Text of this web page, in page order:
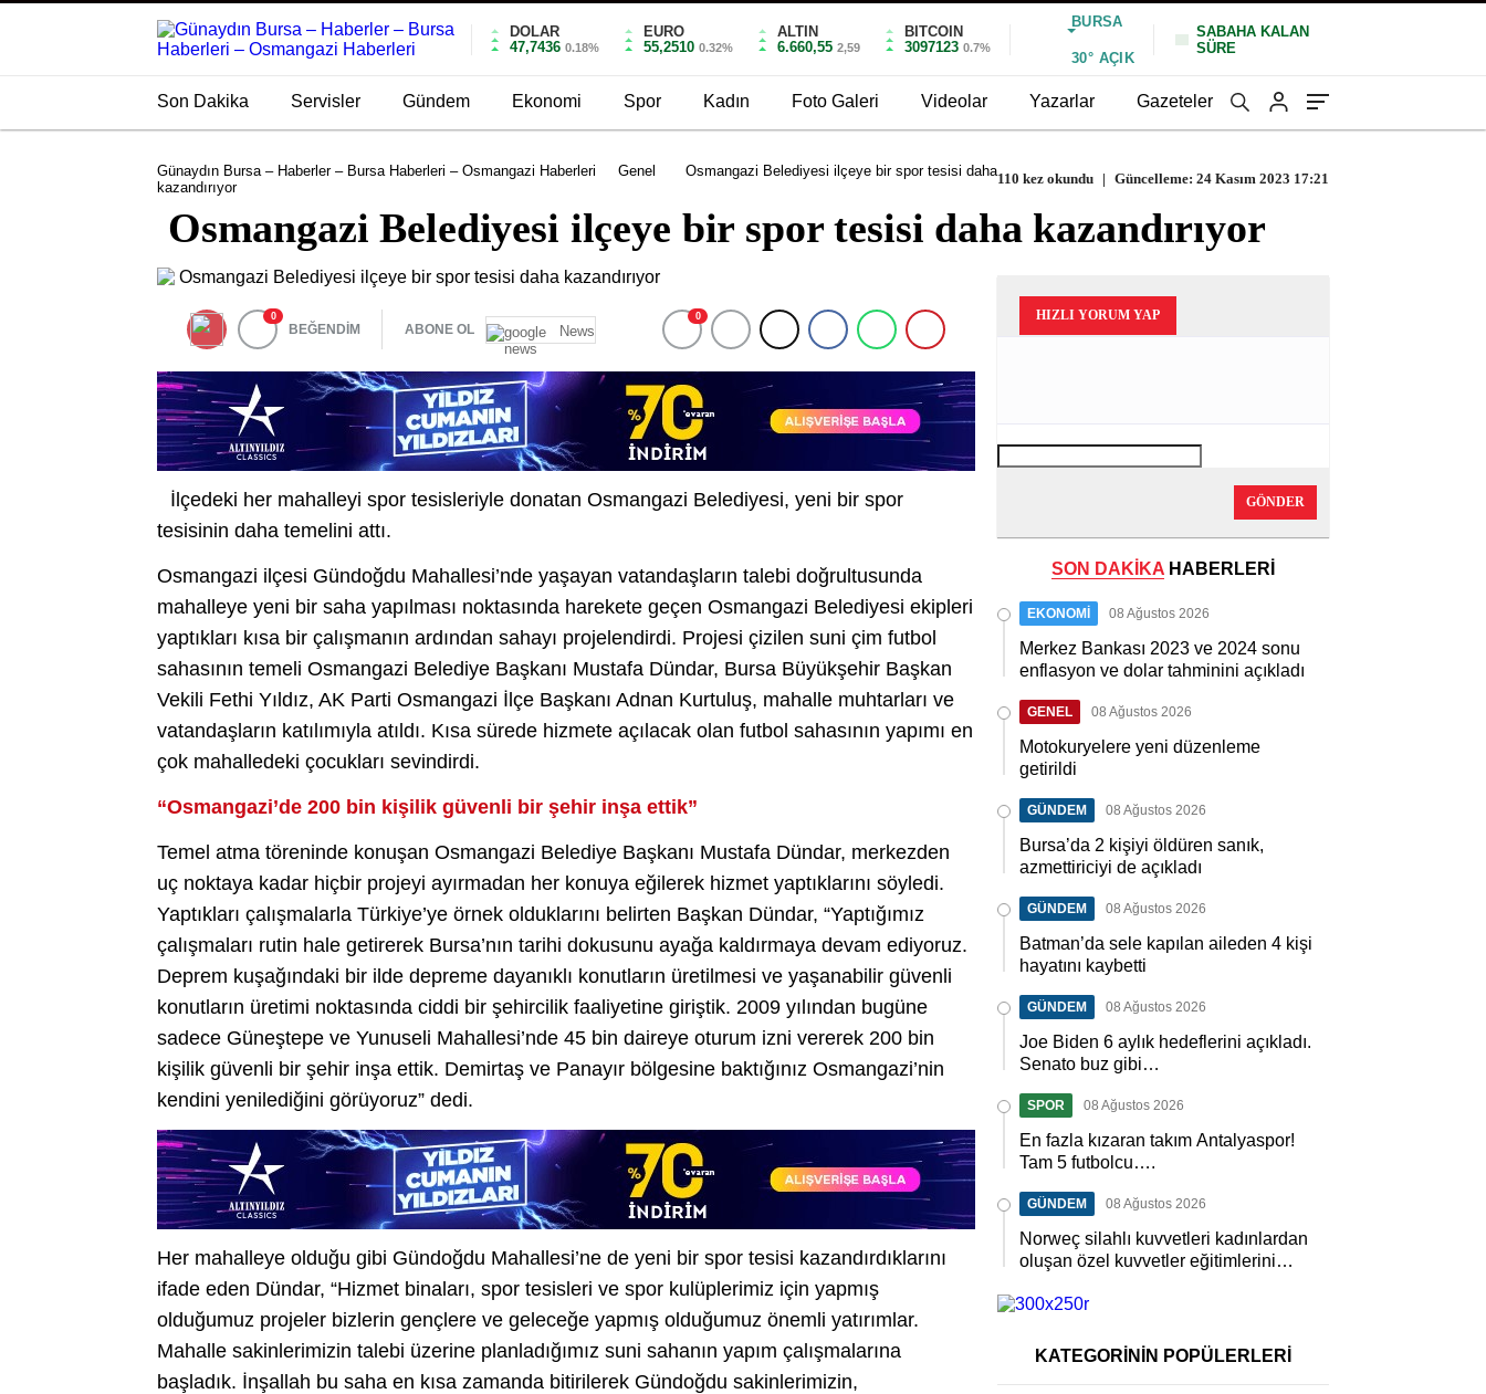
DOLAR
47,7436 0.18%
EURO
55,2510 0.32%
ALTIN
6.660,55 2,59
BITCOIN
3097123 0.7%
BURSA
30° AÇIK
SABAHA KALAN
SÜRE
Son Dakika Servisler Gündem Ekonomi Spor Kadın Foto Galeri Videolar Yazarlar Gazeteler
Günaydın Bursa – Haberler – Bursa Haberleri – Osmangazi Haberleri Genel
Osmangazi Belediyesi ilçeye bir spor tesisi daha
kazandırıyor
110 kez okundu | Güncelleme: 24 Kasım 2023 17:21
Osmangazi Belediyesi ilçeye bir spor tesisi daha kazandırıyor
0
BEĞENDİM ABONE OL News
0
İlçedeki her mahalleyi spor tesisleriyle donatan Osmangazi Belediyesi, yeni bir spor
tesisinin daha temelini attı.
Osmangazi ilçesi Gündoğdu Mahallesi’nde yaşayan vatandaşların talebi doğrultusunda
mahalleye yeni bir saha yapılması noktasında harekete geçen Osmangazi Belediyesi ekipleri
yaptıkları kısa bir çalışmanın ardından sahayı projelendirdi. Projesi çizilen suni çim futbol
sahasının temeli Osmangazi Belediye Başkanı Mustafa Dündar, Bursa Büyükşehir Başkan
Vekili Fethi Yıldız, AK Parti Osmangazi İlçe Başkanı Adnan Kurtuluş, mahalle muhtarları ve
vatandaşların katılımıyla atıldı. Kısa sürede hizmete açılacak olan futbol sahasının yapımı en
çok mahalledeki çocukları sevindirdi.
“Osmangazi’de 200 bin kişilik güvenli bir şehir inşa ettik”
Temel atma töreninde konuşan Osmangazi Belediye Başkanı Mustafa Dündar, merkezden
uç noktaya kadar hiçbir projeyi ayırmadan her konuya eğilerek hizmet yaptıklarını söyledi.
Yaptıkları çalışmalarla Türkiye’ye örnek olduklarını belirten Başkan Dündar, “Yaptığımız
çalışmaları rutin hale getirerek Bursa’nın tarihi dokusunu ayağa kaldırmaya devam ediyoruz.
Deprem kuşağındaki bir ilde depreme dayanıklı konutların üretilmesi ve yaşanabilir güvenli
konutların üretimi noktasında ciddi bir şehircilik faaliyetine giriştik. 2009 yılından bugüne
sadece Güneştepe ve Yunuseli Mahallesi’nde 45 bin daireye oturum izni vererek 200 bin
kişilik güvenli bir şehir inşa ettik. Demirtaş ve Panayır bölgesine baktığınız Osmangazi’nin
kendini yenilediğini görüyoruz” dedi.
Her mahalleye olduğu gibi Gündoğdu Mahallesi’ne de yeni bir spor tesisi kazandırdıklarını
ifade eden Dündar, “Hizmet binaları, spor tesisleri ve spor kulüplerimiz için yapmış
olduğumuz projeler bizlerin gençlere ve geleceğe yapmış olduğumuz önemli yatırımlar.
Mahalle sakinlerimizin talebi üzerine planladığımız suni sahanın yapım çalışmalarına
başladık. İnşallah bu saha en kısa zamanda bitirilerek Gündoğdu sakinlerimizin,
HIZLI YORUM YAP
GÖNDER
SON DAKİKA HABERLERİ
EKONOMİ 08 Ağustos 2026
Merkez Bankası 2023 ve 2024 sonu
enflasyon ve dolar tahminini açıkladı
GENEL 08 Ağustos 2026
Motokuryelere yeni düzenleme
getirildi
GÜNDEM 08 Ağustos 2026
Bursa’da 2 kişiyi öldüren sanık,
azmettiriciyi de açıkladı
GÜNDEM 08 Ağustos 2026
Batman’da sele kapılan aileden 4 kişi
hayatını kaybetti
GÜNDEM 08 Ağustos 2026
Joe Biden 6 aylık hedeflerini açıkladı.
Senato buz gibi…
SPOR 08 Ağustos 2026
En fazla kızaran takım Antalyaspor!
Tam 5 futbolcu….
GÜNDEM 08 Ağustos 2026
Norweç silahlı kuvvetleri kadınlardan
oluşan özel kuvvetler eğitimlerini
KATEGORİNİN POPÜLERLERİ